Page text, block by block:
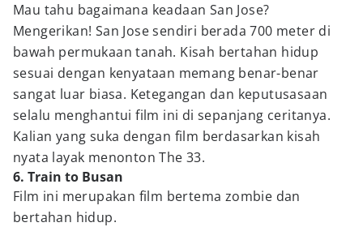
Mau tahu bagaimana keadaan San Jose?
Mengerikan! San Jose sendiri berada 700 meter di
bawah permukaan tanah. Kisah bertahan hidup
sesuai dengan kenyataan memang benar-benar
sangat luar biasa. Ketegangan dan keputusasaan
selalu menghantui film ini di sepanjang ceritanya.
Kalian yang suka dengan film berdasarkan kisah
nyata layak menonton The 33.
6. Train to Busan
Film ini merupakan film bertema zombie dan
bertahan hidup.